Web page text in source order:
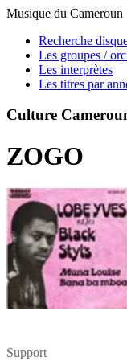
Musique du Cameroun
Recherche
Les groupes /
Les interprètes
Les titres par
Culture
ZOGO
Support